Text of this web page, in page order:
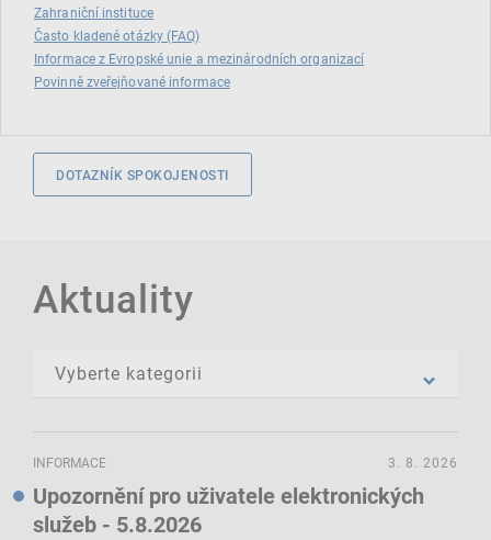
Zahraniční instituce
Často kladené otázky (FAQ)
Informace z Evropské unie a mezinárodních organizací
Povinně zveřejňované informace
DOTAZNÍK SPOKOJENOSTI
Aktuality
INFORMACE
Upozornění pro uživatele elektronických
služeb - 5.8.2026
3. 8. 2026